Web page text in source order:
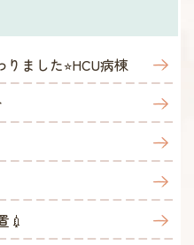
ました⭐︎HCU病棟
💉